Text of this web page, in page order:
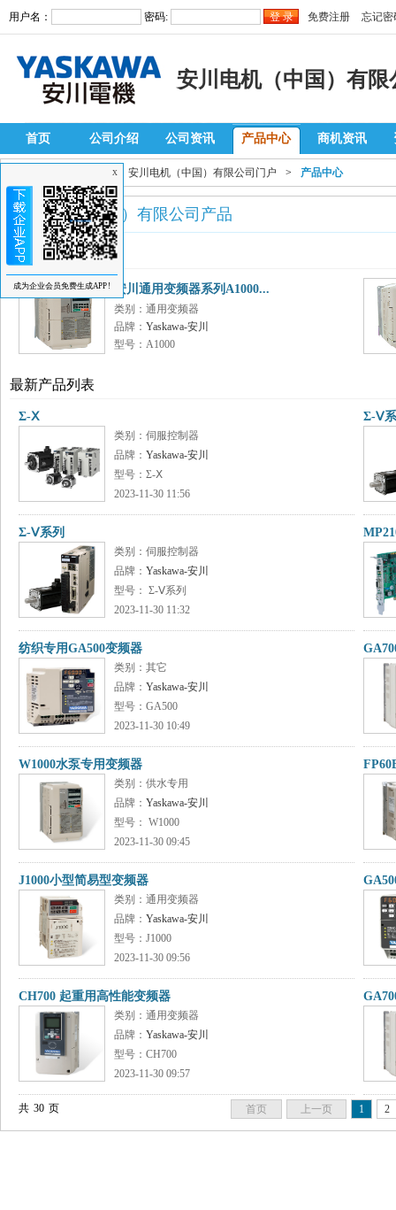
用户名： 密码: 免费注册 忘记密
安川电机（中国）有限
首页 公司介绍 公司资讯 产品中心 商机资讯
> 安川电机（中国）有限公司门户 > 产品中心
安川电机（中国）有限公司产品
推荐产品
安川通用变频器系列A1000...
类别：通用变频器
品牌： Yaskawa-安川
型号：A1000
最新产品列表
Σ-Ⅹ
类别：伺服控制器
品牌： Yaskawa-安川
型号：Σ-Ⅹ
2023-11-30 11:56
Σ-Ⅴ
Σ-Ⅴ系列
类别：伺服控制器
品牌： Yaskawa-安川
型号： Σ-Ⅴ系列
2023-11-30 11:32
纺织专用GA500变频器
类别：其它
品牌： Yaskawa-安川
型号：GA500
2023-11-30 10:49
W1000水泵专用变频器
类别：供水专用
品牌： Yaskawa-安川
型号： W1000
2023-11-30 09:45
J1000小型简易型变频器
类别：通用变频器
品牌： Yaskawa-安川
型号：J1000
2023-11-30 09:56
CH700 起重用高性能变频器
类别：通用变频器
品牌： Yaskawa-安川
型号：CH700
2023-11-30 09:57
首页 上一页 1 2
共 30 页
X
成为企业会员免费生成APP!